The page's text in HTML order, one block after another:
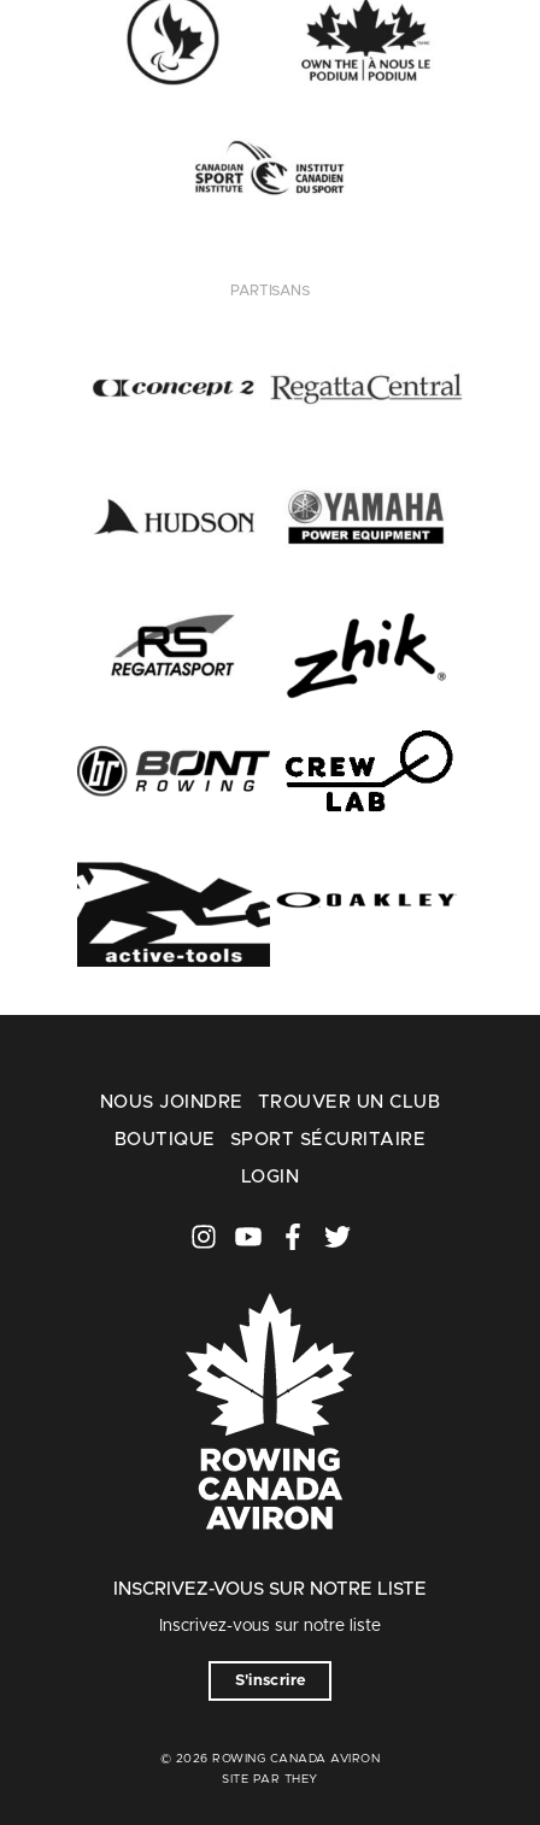
PARTISANS
NOUS JOINDRE TROUVER UN CLUB
BOUTIQUE SPORT SÉCURITAIRE
LOGIN
INSCRIVEZ-VOUS SUR NOTRE LISTE
Inscrivez-vous sur notre liste
S'inscrire
© 2026 ROWING CANADA AVIRON
SITE PAR THEY